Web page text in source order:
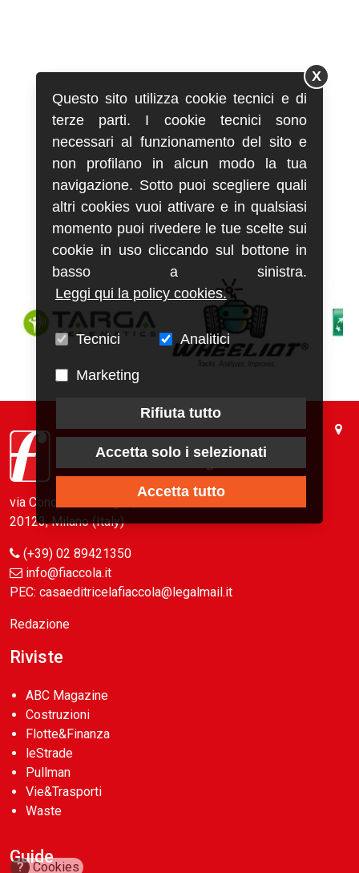
Partner
via Conca del Naviglio, 37
20123, Milano (Italy)
(+39) 02 89421350
info@fiaccola.it
PEC: casaeditricelafiaccola@legalmail.it
Redazione
Riviste
ABC Magazine
Costruzioni
Flotte&Finanza
leStrade
Pullman
Vie&Trasporti
Waste
Guide
? Cookies
Questo sito utilizza cookie tecnici e di
terze parti. I cookie tecnici sono
necessari al funzionamento del sito e
non profilano in alcun modo la tua
navigazione. Sotto puoi scegliere quali
altri cookies vuoi attivare e in qualsiasi
momento puoi rivedere le tue scelte sui
cookie in uso cliccando sul bottone in
basso a sinistra.
Leggi qui la policy cookies.
Tecnici Analitici
Marketing
Rifiuta tutto
Accetta solo i selezionati
Accetta tutto
X